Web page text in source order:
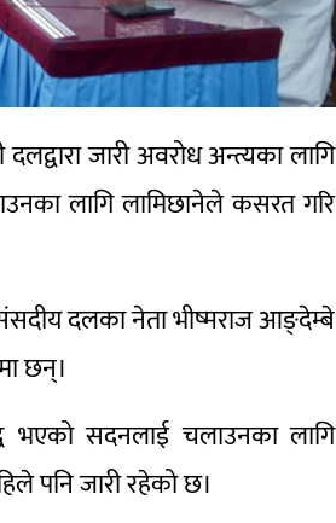
दलद्वारा जारी अवरोध अन्त्यका लागि
लागि लामिछानेले कसरत गरि
दलका नेता भीष्मराज आङ्देम्बे
छन्।
भएको सदनलाई चलाउनका लागि
पनि जारी रहेको छ।